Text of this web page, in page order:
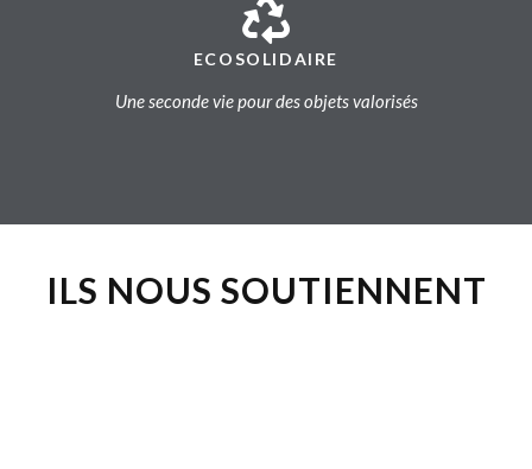
ECOSOLIDAIRE
Une seconde vie pour des objets valorisés
ILS NOUS SOUTIENNENT